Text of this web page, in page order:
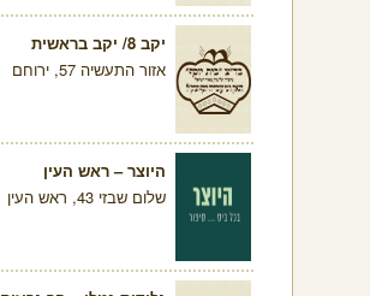
יקב 8/ יקב בראשית
אזור התעשיה 57, ירוחם
היוצר – ראש העין
שלום שבזי 43, ראש העין